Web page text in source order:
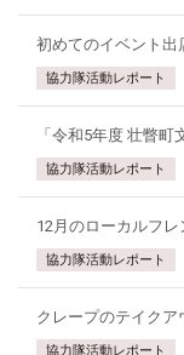
初めてのイベント出
協力隊活動レポート
「令和5年度 壮瞥
協力隊活動レポート
12月のローカルフレ
協力隊活動レポート
クレープのテイクア
協力隊活動レポート